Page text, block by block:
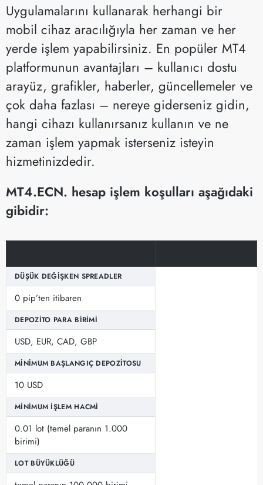
Uygulamalarını kullanarak herhangi bir
mobil cihaz aracılığıyla her zaman ve her
yerde işlem yapabilirsiniz. En popüler MT4
platformunun avantajları – kullanıcı dostu
arayüz, grafikler, haberler, güncellemeler ve
çok daha fazlası – nereye giderseniz gidin,
hangi cihazı kullanırsanız kullanın ve ne
zaman işlem yapmak isterseniz isteyin
hizmetinizdedir.
MT4.ECN. hesap işlem koşulları aşağıdaki
gibidir:
DÜŞÜK DEĞIŞKEN SPREADLER
0 pip’ten itibaren
DEPOZITO PARA BIRIMI
USD, EUR, CAD, GBP
MINIMUM BAŞLANGIÇ DEPOZITOSU
10 USD
MINIMUM İŞLEM HACMI
0.01 lot (temel paranın 1.000
birimi)
LOT BÜYÜKLÜĞÜ